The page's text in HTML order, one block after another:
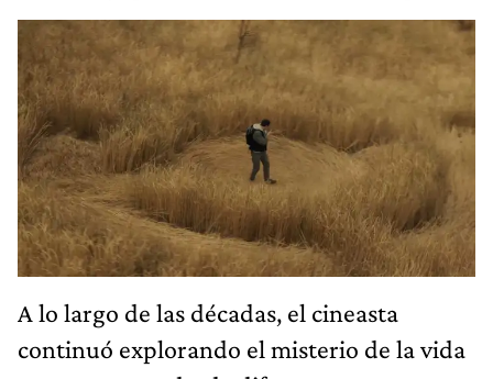
A lo largo de las décadas, el cineasta
continuó explorando el misterio de la vida